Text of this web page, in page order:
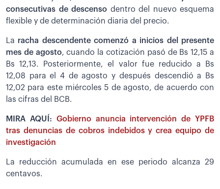
consecutivas de descenso dentro del nuevo esquema
flexible y de determinación diaria del precio.
La racha descendente comenzó a inicios del presente
mes de agosto, cuando la cotización pasó de Bs 12,15 a
Bs 12,13. Posteriormente, el valor fue reducido a Bs
12,08 para el 4 de agosto y después descendió a Bs
12,02 para este miércoles 5 de agosto, de acuerdo con
las cifras del BCB.
MIRA AQUÍ: Gobierno anuncia intervención de YPFB
tras denuncias de cobros indebidos y crea equipo de
investigación
La reducción acumulada en ese periodo alcanza 29
centavos.